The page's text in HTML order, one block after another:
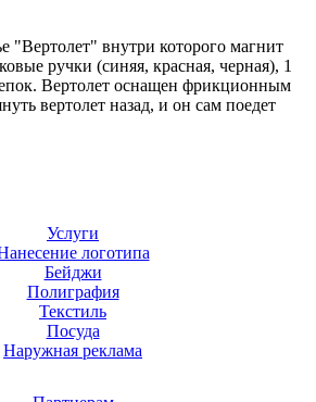
"Вертолет" внутри которого магнит
ручки (синяя, красная, черная), 1
Вертолет оснащен фрикционным
вертолет назад, и он сам поедет
Услуги
логотипа
Бейджи
Полиграфия
Текстиль
Посуда
Наружная реклама